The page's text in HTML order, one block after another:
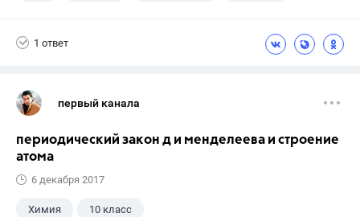
1 ответ
первый канала
периодический закон д и менделеева и строение
атома
6 декабря 2017
Химия 10 класс